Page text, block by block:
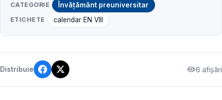
CATEGORIE Învățământ preuniversitar
ETICHETE calendar EN VIII
Distribuie 6 afișări